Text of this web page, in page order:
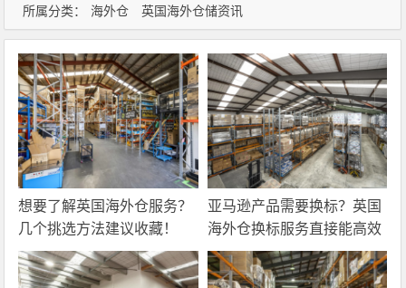
所属分类： 海外仓 英国海外仓储资讯
想要了解英国海外仓服务？
几个挑选方法建议收藏！
亚马逊产品需要换标？英国
海外仓换标服务直接能高效
解决！